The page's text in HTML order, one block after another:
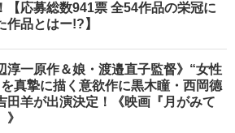
【応募総数941票 全54作品の栄冠に
作品とはー!?】
淳一原作＆娘・渡邉直子監督》“女性
真摯に描く意欲作に黒木瞳・西岡德
田羊が出演決定！《映画『月がみて
》